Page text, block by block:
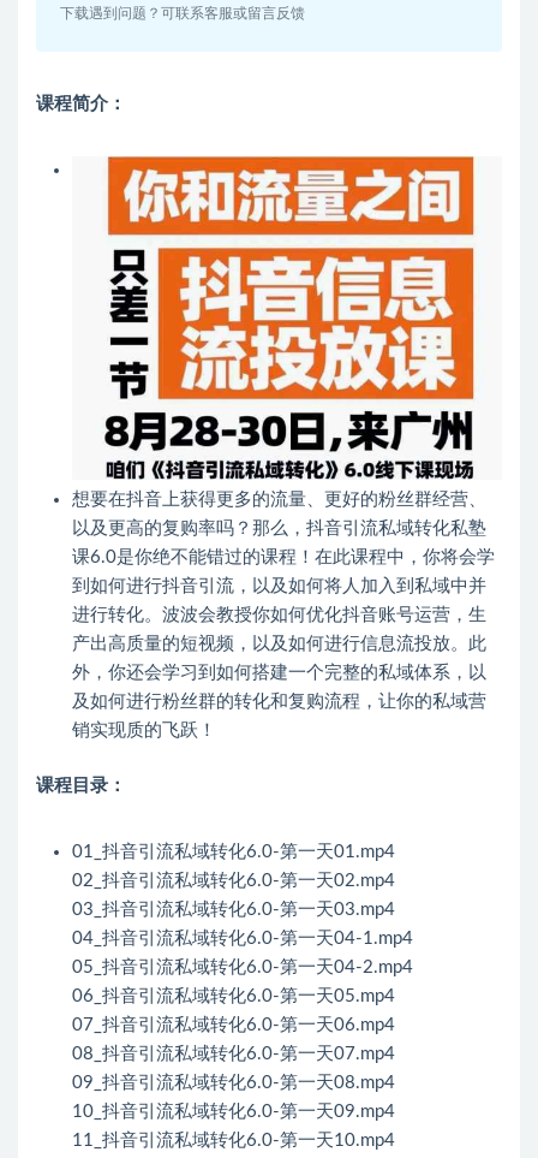
下载遇到问题？可联系客服或留言反馈
课程简介：
想要在抖音上获得更多的流量、更好的粉丝群经营、
以及更高的复购率吗？那么，抖音引流私域转化私塾
课6.0是你绝不能错过的课程！在此课程中，你将会学
到如何进行抖音引流，以及如何将人加入到私域中并
进行转化。波波会教授你如何优化抖音账号运营，生
产出高质量的短视频，以及如何进行信息流投放。此
外，你还会学习到如何搭建一个完整的私域体系，以
及如何进行粉丝群的转化和复购流程，让你的私域营
销实现质的飞跃！
课程目录：
01_抖音引流私域转化6.0-第一天01.mp4
02_抖音引流私域转化6.0-第一天02.mp4
03_抖音引流私域转化6.0-第一天03.mp4
04_抖音引流私域转化6.0-第一天04-1.mp4
05_抖音引流私域转化6.0-第一天04-2.mp4
06_抖音引流私域转化6.0-第一天05.mp4
07_抖音引流私域转化6.0-第一天06.mp4
08_抖音引流私域转化6.0-第一天07.mp4
09_抖音引流私域转化6.0-第一天08.mp4
10_抖音引流私域转化6.0-第一天09.mp4
11_抖音引流私域转化6.0-第一天10.mp4